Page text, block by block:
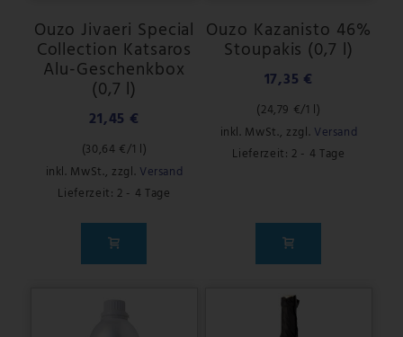
Ouzo Jivaeri Special
Collection Katsaros
Alu-Geschenkbox
(0,7 l)
21,45 €
(30,64 €/1 l)
inkl. MwSt., zzgl. Versand
Lieferzeit: 2 - 4 Tage
Ouzo Kazanisto 46%
Stoupakis (0,7 l)
17,35 €
(24,79 €/1 l)
inkl. MwSt., zzgl. Versand
Lieferzeit: 2 - 4 Tage